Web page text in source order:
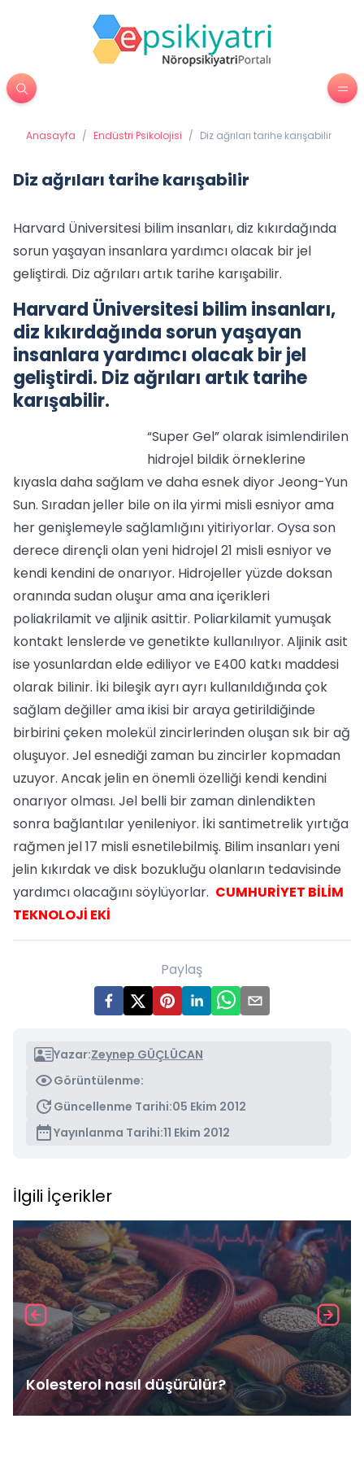
Anasayfa / Endüstri Psikolojisi / Diz ağrıları tarihe karışabilir
Diz ağrıları tarihe karışabilir
Harvard Üniversitesi bilim insanları, diz kıkırdağında
sorun yaşayan insanlara yardımcı olacak bir jel
geliştirdi. Diz ağrıları artık tarihe karışabilir.
Harvard Üniversitesi bilim insanları,
diz kıkırdağında sorun yaşayan
insanlara yardımcı olacak bir jel
geliştirdi. Diz ağrıları artık tarihe
karışabilir.
“Super Gel” olarak isimlendirilen
hidrojel bildik örneklerine
kıyasla daha sağlam ve daha esnek diyor Jeong-Yun
Sun. Sıradan jeller bile on ila yirmi misli esniyor ama
her genişlemeyle sağlamlığını yitiriyorlar. Oysa son
derece dirençli olan yeni hidrojel 21 misli esniyor ve
kendi kendini de onarıyor. Hidrojeller yüzde doksan
oranında sudan oluşur ama ana içerikleri
poliakrilamit ve aljinik asittir. Poliarkilamit yumuşak
kontakt lenslerde ve genetikte kullanılıyor. Aljinik asit
ise yosunlardan elde ediliyor ve E400 katkı maddesi
olarak bilinir. İki bileşik ayrı ayrı kullanıldığında çok
sağlam değiller ama ikisi bir araya getirildiğinde
birbirini çeken molekül zincirlerinden oluşan sık bir ağ
oluşuyor. Jel esnediği zaman bu zincirler kopmadan
uzuyor. Ancak jelin en önemli özelliği kendi kendini
onarıyor olması. Jel belli bir zaman dinlendikten
sonra bağlantılar yenileniyor. İki santimetrelik yırtığa
rağmen jel 17 misli esnetilebilmiş. Bilim insanları yeni
jelin kıkırdak ve disk bozukluğu olanların tedavisinde
yardımcı olacağını söylüyorlar. CUMHURİYET BİLİM
TEKNOLOJİ EKİ
Paylaş
Yazar:Zeynep GÜÇLÜCAN
Görüntülenme:
Güncellenme Tarihi:05 Ekim 2012
Yayınlanma Tarihi:11 Ekim 2012
İlgili İçerikler
Kolesterol nasıl düşürülür?